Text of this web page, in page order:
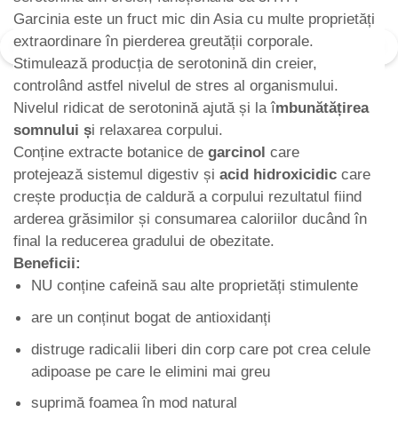
Garcinia este un fruct mic din Asia cu multe proprietăți
extraordinare în pierderea greutății corporale.
Stimulează producția de serotonină din creier,
controlând astfel nivelul de stres al organismului.
Nivelul ridicat de serotonină ajută și la îmbunătățirea
somnului și relaxarea corpului.
Conține extracte botanice de garcinol care
protejează sistemul digestiv și acid hidroxicidic care
crește producția de caldură a corpului rezultatul fiind
arderea grăsimilor și consumarea caloriilor ducând în
final la reducerea gradului de obezitate.
Beneficii:
NU conține cafeină sau alte proprietăți stimulente
are un conținut bogat de antioxidanți
distruge radicalii liberi din corp care pot crea celule
adipoase pe care le elimini mai greu
suprimă foamea în mod natural